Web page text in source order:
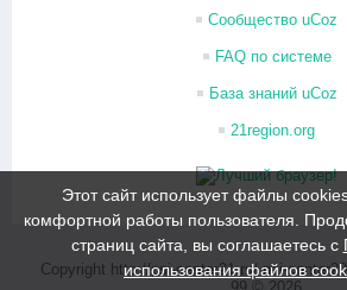
Сообщество uCoz
FAQ по системе
База знаний uCoz
21region.org
Copyright http://psi-center21.ru/ psi-
Этот сайт использует файлы
комфортной работы пользователя.
страниц сайта, вы соглашаетесь с
использования файлов